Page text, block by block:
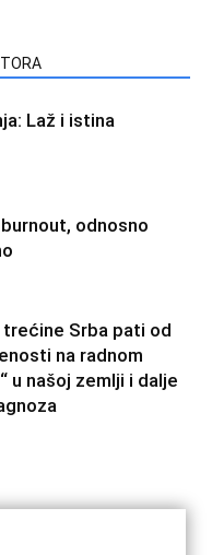
Laž i istina
odnosno
Srba pati od
na radnom
u našoj zemlji i dalje